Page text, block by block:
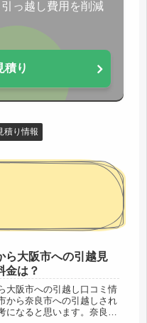
っ越し費用を削減
積り
積り情報
ら大阪市への引越見
金は？
大阪市への引越し口コミ情
から奈良市への引越しされ
になると思います。奈良市